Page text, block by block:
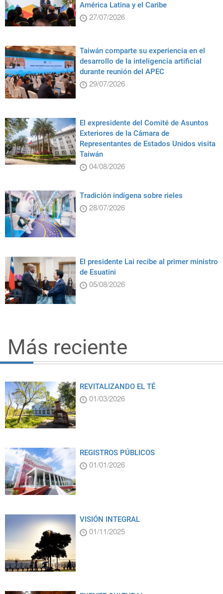
América Latina y el Caribe
27/07/2026
Taiwán comparte su experiencia en el
desarrollo de la inteligencia artificial
durante reunión del APEC
29/07/2026
El expresidente del Comité de Asuntos
Exteriores de la Cámara de
Representantes de Estados Unidos visita
Taiwán
04/08/2026
Tradición indígena sobre rieles
28/07/2026
El presidente Lai recibe al primer ministro
de Esuatini
05/08/2026
Más reciente
REVITALIZANDO EL TÉ
01/03/2026
REGISTROS PÚBLICOS
01/01/2026
VISIÓN INTEGRAL
01/11/2025